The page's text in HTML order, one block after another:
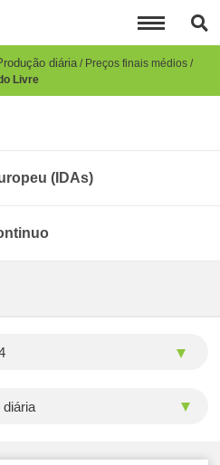
diária Preços finais médios
Livre
(IDAs)